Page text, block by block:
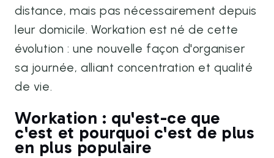
distance, mais pas nécessairement depuis
leur domicile. Workation est né de cette
évolution : une nouvelle façon d'organiser
sa journée, alliant concentration et qualité
de vie.
Workation : qu'est-ce que
c'est et pourquoi c'est de plus
en plus populaire